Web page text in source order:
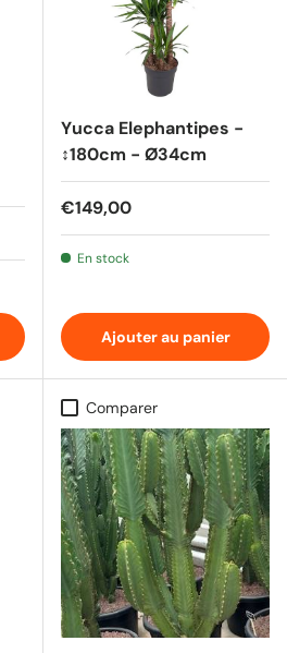
Yucca Elephantipes -
↕180cm - Ø34cm
Prix habituel
€149,00
En stock
Ajouter au panier
Comparer